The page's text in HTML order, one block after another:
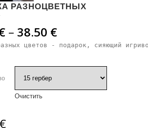
РАЗНОЦВЕТНЫХ
– 38.50 €Диапазон
цен:
–
цветов - подарок, сияющий
Очистить
€